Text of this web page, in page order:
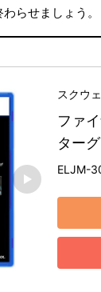
らせましょう。
スクウ
ファ
ター
ELJM-